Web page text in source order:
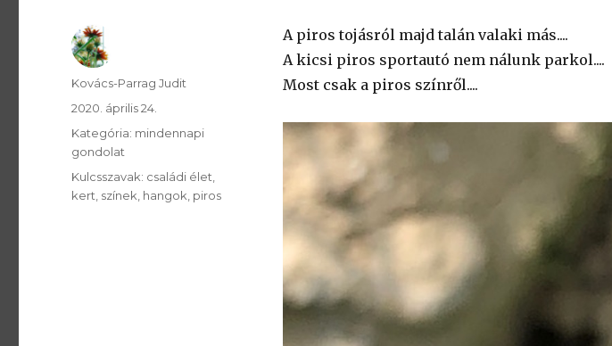
A piros tojásról majd talán valaki más....
A kicsi piros sportautó nem nálunk parkol....
Most csak a piros színről....
SzerzÅ
Kovács-Parrag Judit
Közzétéve:
2020. április 24.
Kategória: Kategória:
mindennapi
gondolat
Kulcsszavak: Kulcsszavak:
családi élet
kert színek hangok piros